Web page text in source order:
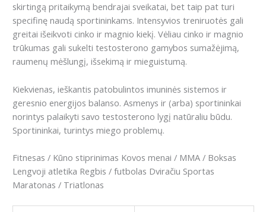
skirtingą pritaikymą bendrajai sveikatai, bet taip pat turi
specifinę naudą sportininkams. Intensyvios treniruotės gali
greitai išeikvoti cinko ir magnio kiekį. Vėliau cinko ir magnio
trūkumas gali sukelti testosterono gamybos sumažėjimą,
raumenų mėšlungį, išsekimą ir mieguistumą.
Kiekvienas, ieškantis patobulintos imuninės sistemos ir
geresnio energijos balanso. Asmenys ir (arba) sportininkai
norintys palaikyti savo testosterono lygį natūraliu būdu.
Sportininkai, turintys miego problemų.
Fitnesas / Kūno stiprinimas Kovos menai / MMA / Boksas
Lengvoji atletika Regbis / futbolas Dviračiu Sportas
Maratonas / Triatlonas